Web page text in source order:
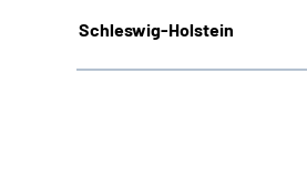
Schleswig-Holstein